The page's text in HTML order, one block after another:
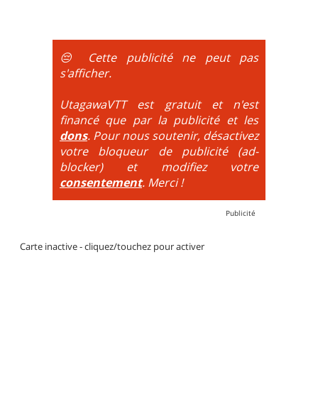
obligatoire.
DH / Gravity : Seule la descente se passe sur le vélo.
La montée est faite via navette ou remontée
mécanique. La difficulté de la descente est indiquée
par des couleurs lorsqu'il s'agit de bikeparks. Vélo
tout suspendu et protections du corps obligatoires.
😔 Cette publicité ne peut pas
s'afficher.
UtagawaVTT est gratuit et n'est
financé que par la publicité et les
dons. Pour nous soutenir, désactivez
votre bloqueur de publicité (ad-
blocker) et modifiez votre
consentement. Merci !